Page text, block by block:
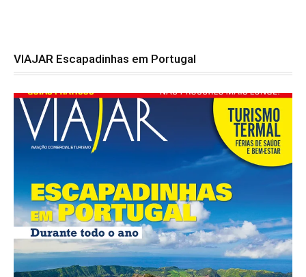
VIAJAR Escapadinhas em Portugal